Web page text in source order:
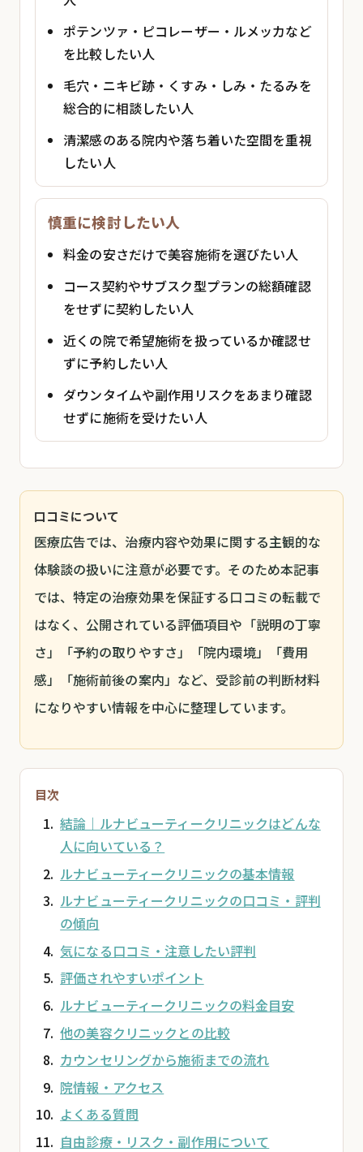
ポテンツァ・ピコレーザー・ルメッカなど
を比較したい人
毛穴・ニキビ跡・くすみ・しみ・たるみを
総合的に相談したい人
清潔感のある院内や落ち着いた空間を重視
したい人
慎重に検討したい人
料金の安さだけで美容施術を選びたい人
コース契約やサブスク型プランの総額確認
をせずに契約したい人
近くの院で希望施術を扱っているか確認せ
ずに予約したい人
ダウンタイムや副作用リスクをあまり確認
せずに施術を受けたい人
口コミについて
医療広告では、治療内容や効果に関する主観的な
体験談の扱いに注意が必要です。そのため本記事
では、特定の治療効果を保証する口コミの転載で
はなく、公開されている評価項目や「説明の丁寧
さ」「予約の取りやすさ」「院内環境」「費用
感」「施術前後の案内」など、受診前の判断材料
になりやすい情報を中心に整理しています。
目次
結論｜ルナビューティークリニックはどんな
人に向いている？
ルナビューティークリニックの基本情報
ルナビューティークリニックの口コミ・評判
の傾向
気になる口コミ・注意したい評判
評価されやすいポイント
ルナビューティークリニックの料金目安
他の美容クリニックとの比較
カウンセリングから施術までの流れ
院情報・アクセス
よくある質問
自由診療・リスク・副作用について